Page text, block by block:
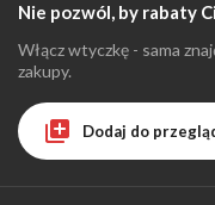
Nie pozwól, by rabaty
Włącz wtyczkę - sama
zakupy.
Dodaj do